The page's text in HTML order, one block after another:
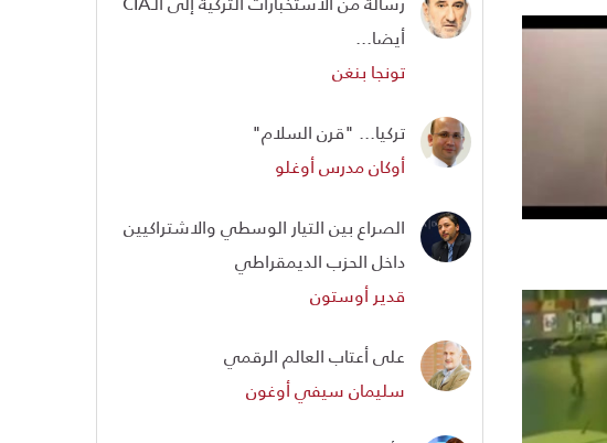
أيضا...
تونجا بنغن
تركيا... "قرن السلام"
أوكان مدرس أوغلو
الصراع بين التيار الوسطي والاشتراكيين
داخل الحزب الديمقراطي
قدير أوستون
على أعتاب العالم الرقمي
سليمان سيفي أوغون